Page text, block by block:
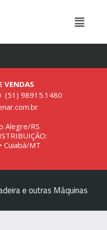
VENDAS
(51) 98915.1480
Alegre/RS
Cuiabá/MT
e outras Máquinas